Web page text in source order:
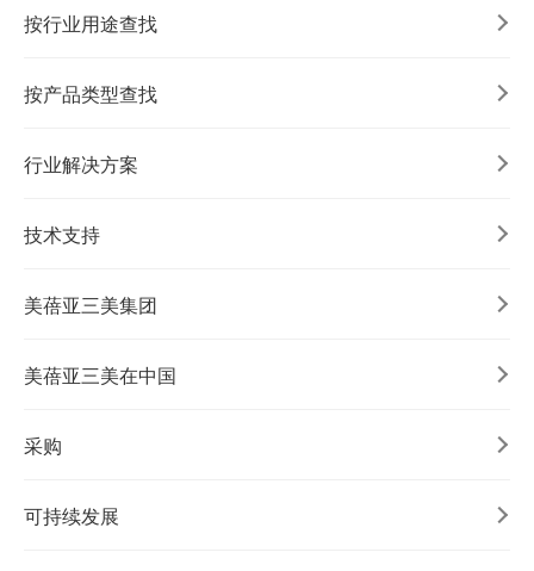
按行业用途查找
按产品类型查找
行业解决方案
技术支持
美蓓亚三美集团
美蓓亚三美在中国
采购
可持续发展